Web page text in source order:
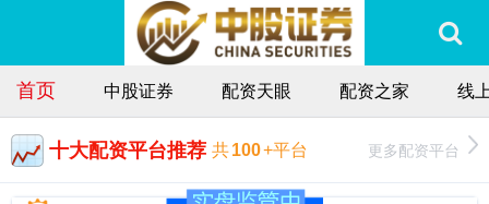
首页 中股证券 配资天眼 配资之家 线
十大配资平台推荐 共100+平台 更多配资平台